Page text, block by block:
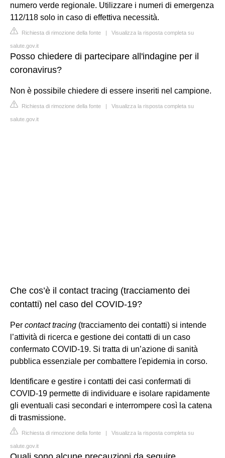
numero verde regionale. Utilizzare i numeri di emergenza
112/118 solo in caso di effettiva necessità.
Richiesta di rimozione della fonte | Visualizza la risposta completa su
salute.gov.it
Posso chiedere di partecipare all'indagine per il
coronavirus?
Non è possibile chiedere di essere inseriti nel campione.
Richiesta di rimozione della fonte | Visualizza la risposta completa su
salute.gov.it
Che cos’è il contact tracing (tracciamento dei
contatti) nel caso del COVID-19?
Per contact tracing (tracciamento dei contatti) si intende
l’attività di ricerca e gestione dei contatti di un caso
confermato COVID-19. Si tratta di un’azione di sanità
pubblica essenziale per combattere l'epidemia in corso.
Identificare e gestire i contatti dei casi confermati di
COVID-19 permette di individuare e isolare rapidamente
gli eventuali casi secondari e interrompere così la catena
di trasmissione.
Richiesta di rimozione della fonte | Visualizza la risposta completa su
salute.gov.it